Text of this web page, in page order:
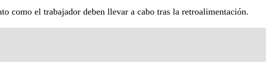
como el trabajador deben llevar a cabo tras la retroalimentación.